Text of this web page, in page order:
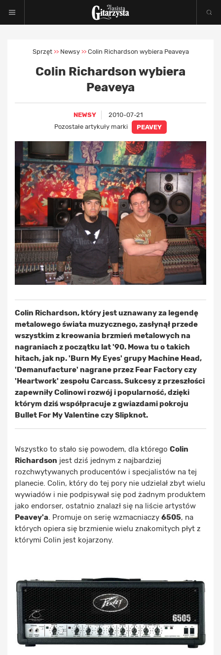
Sprzęt >> Newsy >> Colin Richardson wybiera Peaveya
Colin Richardson wybiera
Peaveya
NEWSY
2010-07-21
Pozostałe artykuły marki
PEAVEY
Colin Richardson, który jest uznawany za legendę
metalowego świata muzycznego, zasłynął przede
wszystkim z kreowania brzmień metalowych na
nagraniach z początku lat '90. Mowa tu o takich
hitach, jak np. 'Burn My Eyes' grupy Machine Head,
'Demanufacture' nagrane przez Fear Factory czy
'Heartwork' zespołu Carcass. Sukcesy z przeszłości
zapewniły Colinowi rozwój i popularność, dzięki
którym dziś współpracuje z gwiazdami pokroju
Bullet For My Valentine czy Slipknot.
Wszystko to stało się powodem, dla którego Colin
Richardson jest dziś jednym z najbardziej
rozchwytywanych producentów i specjalistów na tej
planecie. Colin, który do tej pory nie udzielał zbyt wielu
wywiadów i nie podpisywał się pod żadnym produktem
jako endorser, ostatnio znalazł się na liście artystów
Peavey'a. Promuje on serię wzmacniaczy 6505, na
których opiera się brzmienie wielu znakomitych płyt z
którymi Colin jest kojarzony.